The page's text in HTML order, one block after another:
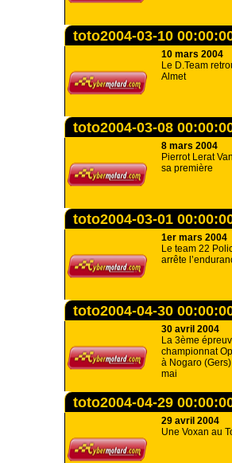
toto2004-03-10
10 mars 2004
Le D.Team
Almet
toto2004-03-08
8 mars 2004
Pierrot Lerat
sa première
toto2004-03-01
1er mars 2004
Le team 22
arrête
toto2004-04-30
30 avril 2004
La 3ème
championnat
à Nogaro
mai
toto2004-04-29
29 avril 2004
Une Voxan au